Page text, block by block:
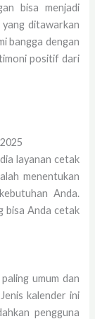
bisa menjadi
ditawarkan
bangga dengan
positif dari
layanan cetak
menentukan
Anda.
bisa Anda cetak
umum dan
kalender ini
pengguna